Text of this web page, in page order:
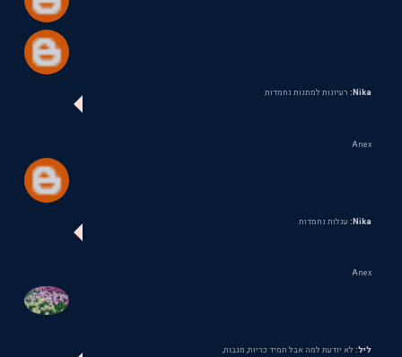
Nika: רעיונות למתנות נחמדות
Anex
Nika: עגלות נחמדות
Anex
ליל: לא יודעת למה אבל תמיד כריות, מגבות,